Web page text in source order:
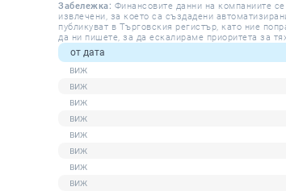
Забележка: Финансовите данни на компаниите
извлечени, за което са създадени
публикуват в Търговския регистър, като ние
да ни пишете, за да ескалираме приоритета за
от дата